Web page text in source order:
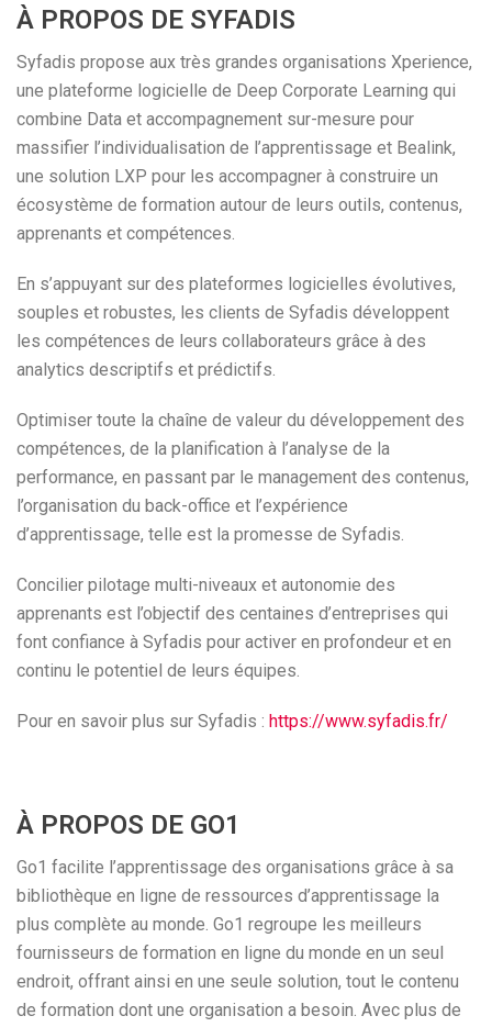
À PROPOS DE SYFADIS
Syfadis propose aux très grandes organisations Xperience,
une plateforme logicielle de Deep Corporate Learning qui
combine Data et accompagnement sur-mesure pour
massifier l’individualisation de l’apprentissage et Bealink,
une solution LXP pour les accompagner à construire un
écosystème de formation autour de leurs outils, contenus,
apprenants et compétences.
En s’appuyant sur des plateformes logicielles évolutives,
souples et robustes, les clients de Syfadis développent
les compétences de leurs collaborateurs grâce à des
analytics descriptifs et prédictifs.
Optimiser toute la chaîne de valeur du développement des
compétences, de la planification à l’analyse de la
performance, en passant par le management des contenus,
l’organisation du back-office et l’expérience
d’apprentissage, telle est la promesse de Syfadis.
Concilier pilotage multi-niveaux et autonomie des
apprenants est l’objectif des centaines d’entreprises qui
font confiance à Syfadis pour activer en profondeur et en
continu le potentiel de leurs équipes.
Pour en savoir plus sur Syfadis : https://www.syfadis.fr/
À PROPOS DE GO1
Go1 facilite l’apprentissage des organisations grâce à sa
bibliothèque en ligne de ressources d’apprentissage la
plus complète au monde. Go1 regroupe les meilleurs
fournisseurs de formation en ligne du monde en un seul
endroit, offrant ainsi en une seule solution, tout le contenu
de formation dont une organisation a besoin. Avec plus de